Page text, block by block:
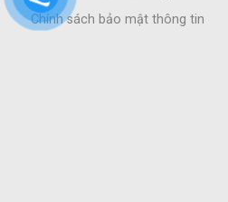
Chính sách bảo mật thông tin